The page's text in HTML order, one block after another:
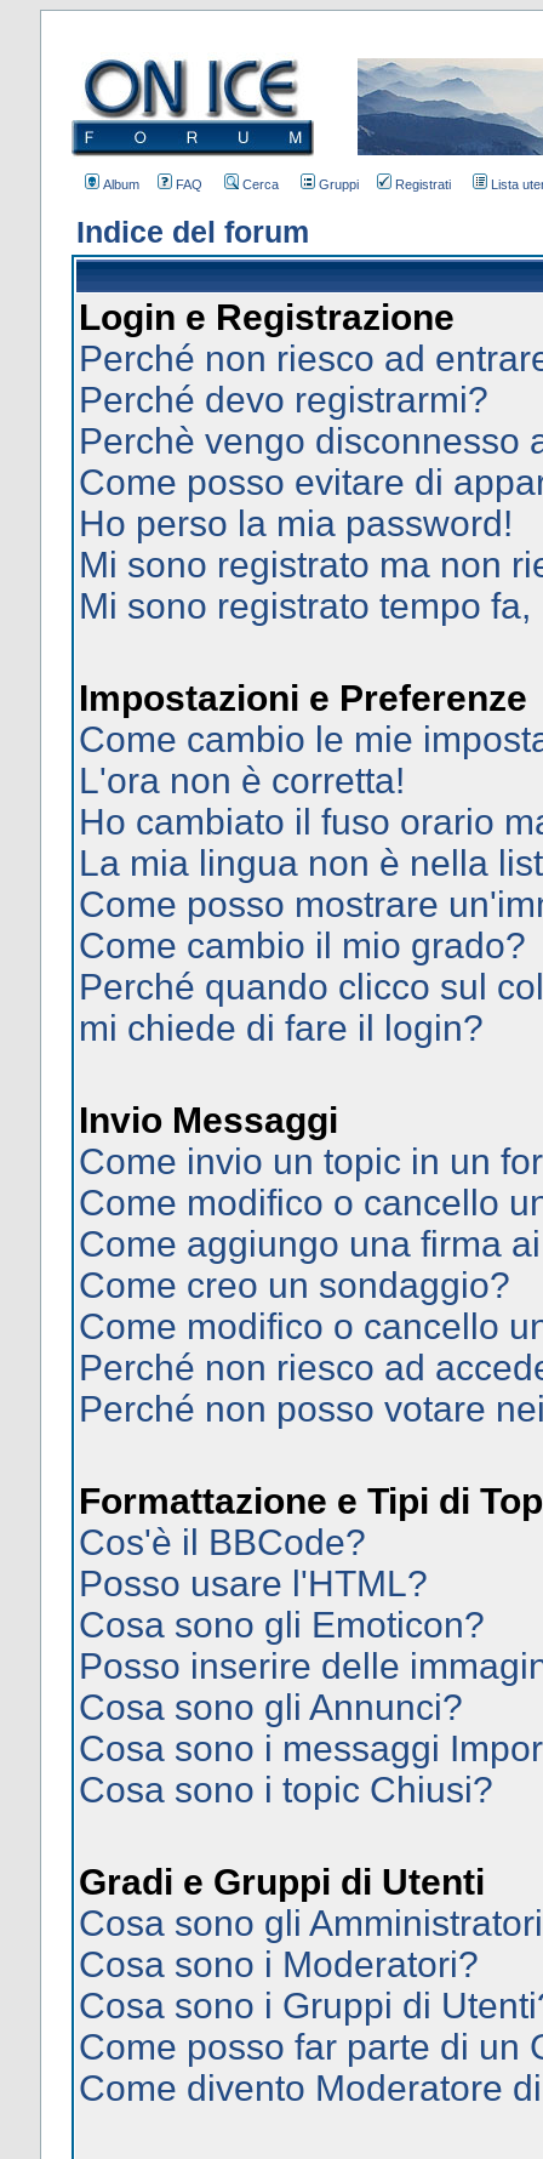
Album FAQ Cerca Gruppi Registrati Lista
Indice del forum
Login e Registrazione
Perché non riesco ad
Perché devo registrarmi?
Perchè vengo disconnesso
Come posso evitare di
Ho perso la mia password!
Mi sono registrato ma non
Mi sono registrato tempo
Impostazioni e Preferenze
Come cambio le mie
L'ora non è corretta!
Ho cambiato il fuso orario
La mia lingua non è nella
Come posso mostrare
Come cambio il mio grado?
Perché quando clicco sul
mi chiede di fare il login?
Invio Messaggi
Come invio un topic in un
Come modifico o cancello
Come aggiungo una firma
Come creo un sondaggio?
Come modifico o cancello
Perché non riesco ad
Perché non posso votare
Formattazione e Tipi di
Cos'è il BBCode?
Posso usare l'HTML?
Cosa sono gli Emoticon?
Posso inserire delle
Cosa sono gli Annunci?
Cosa sono i messaggi
Cosa sono i topic Chiusi?
Gradi e Gruppi di Utenti
Cosa sono gli
Cosa sono i Moderatori?
Cosa sono i Gruppi di
Come posso far parte di un
Come divento Moderatore